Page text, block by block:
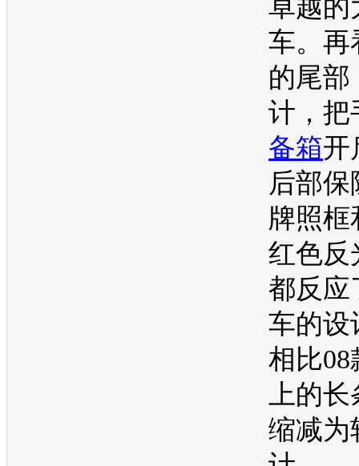
卓越的
车。再
的尾部
计，把
备箱开
后部
牌照框
红色反
都反应
车的设
相比08
上的
缩减为